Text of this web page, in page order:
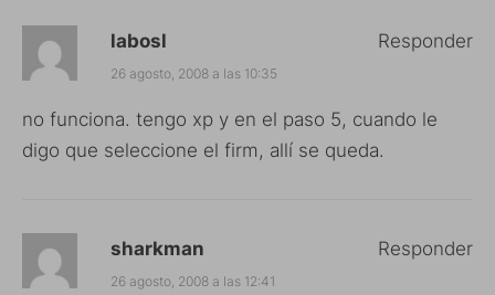
labosl
26 agosto, 2008 a las 10:35
no funciona. tengo xp y en el paso 5, cuando le
digo que seleccione el firm, allí se queda.
Responder
sharkman
26 agosto, 2008 a las 12:41
Responder